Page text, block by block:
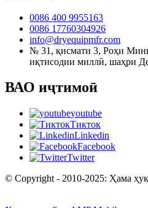
0086 400 9955163
0086 17760304926
info@dryequipmfr.com
№ 31, қисмати 3, Роҳи
иқтисодии миллӣ, шаҳри
ВАО иҷтимоӣ
youtube
Тикток
Linkedin
Facebook
Twitter
© Copyright - 2010-2025: Ҳама